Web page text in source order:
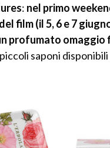
: nel primo
film (il 5, 6 e 7
profumato omaggio
saponi